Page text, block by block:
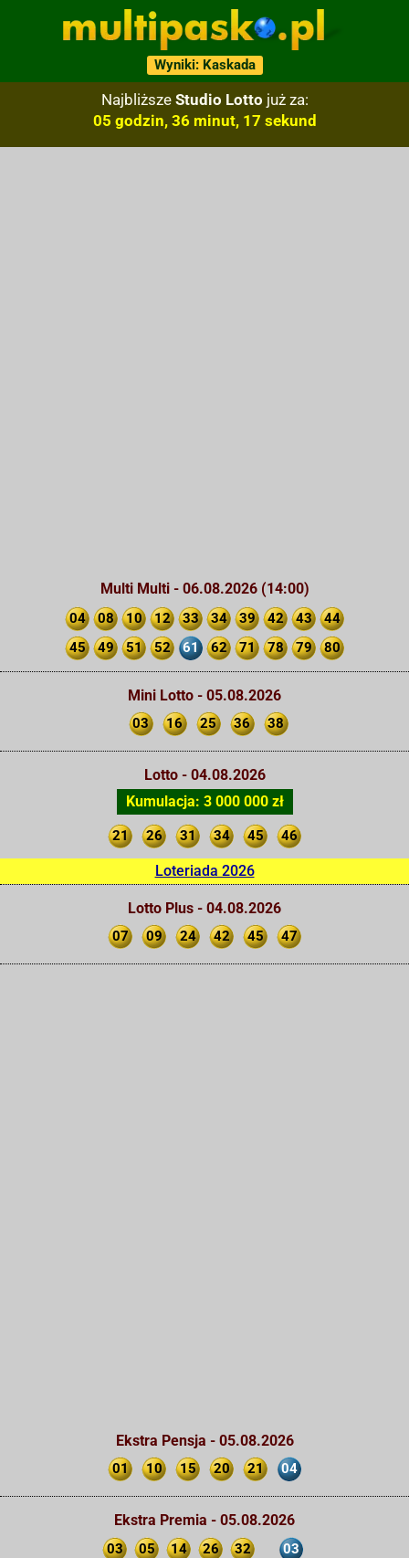
Wyniki: Kaskada
Najbliższe Studio Lotto już za:
05 godzin, 36 minut, 16 sekund
Multi Multi - 06.08.2026 (14:00)
04 08 10 12 33 34 39 42 43
44
45
49 51 52 61 62 71 78 79 80
Mini Lotto - 05.08.2026
03 16 25 36 38
Lotto - 04.08.2026
Kumulacja: 3 000 000 zł
21 26 31 34 45 46
Loteriada 2026
Lotto Plus - 04.08.2026
07 09 24 42 45 47
Ekstra Pensja - 05.08.2026
01 10 15 20 21 04
Ekstra Premia - 05.08.2026
03 05 14 26 32 03